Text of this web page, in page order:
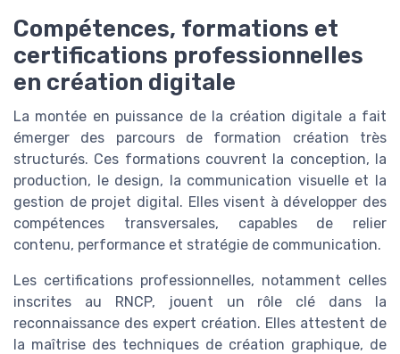
Compétences, formations et
certifications professionnelles
en création digitale
La montée en puissance de la création digitale a fait
émerger des parcours de formation création très
structurés. Ces formations couvrent la conception, la
production, le design, la communication visuelle et la
gestion de projet digital. Elles visent à développer des
compétences transversales, capables de relier
contenu, performance et stratégie de communication.
Les certifications professionnelles, notamment celles
inscrites au RNCP, jouent un rôle clé dans la
reconnaissance des expert création. Elles attestent de
la maîtrise des techniques de création graphique, de